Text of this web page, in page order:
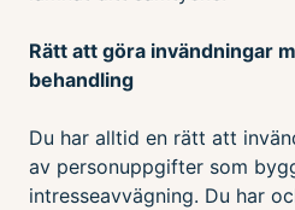
Rätt att göra invändningar
behandling
Du har alltid en rätt att
av personuppgifter som
intresseavvägning. Du har